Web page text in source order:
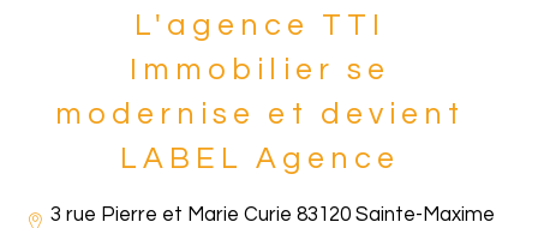
L'agence TTI
Immobilier se
modernise et devient
LABEL Agence
3 rue Pierre et Marie Curie 83120 Sainte-Maxime